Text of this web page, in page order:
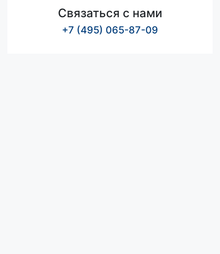
Связаться с нами
+7 (495) 065-87-09